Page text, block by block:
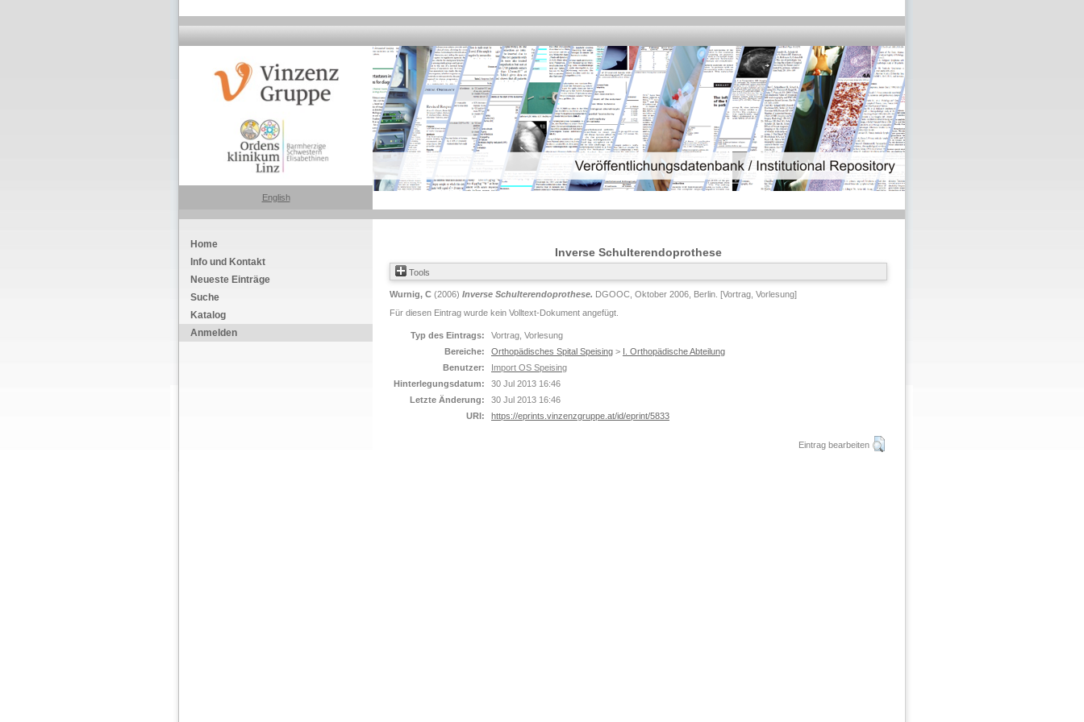
English
Home
Info und Kontakt
Neueste Einträge
Suche
Katalog
Anmelden
Inverse Schulterendoprothese
Tools
Wurnig, C (2006) Inverse Schulterendoprothese. DGOOC, Oktober 2006, Berlin. [Vortrag, Vorlesung]
Für diesen Eintrag wurde kein Volltext-Dokument angefügt.
Typ des Eintrags:
Vortrag, Vorlesung
Bereiche:
Orthopädisches Spital Speising > I. Orthopädische Abteilung
Benutzer:
Import OS Speising
Hinterlegungsdatum:
30 Jul 2013 16:46
Letzte Änderung:
30 Jul 2013 16:46
URI:
https://eprints.vinzenzgruppe.at/id/eprint/5833
Eintrag bearbeiten